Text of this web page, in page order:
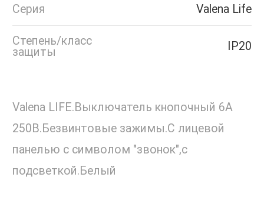
Серия Valena Life
Степень/класс
защиты
IP20
Valena LIFE.Выключатель кнопочный 6А
250В.Безвинтовые зажимы.С лицевой
панелью с символом "звонок",с
подсветкой.Белый